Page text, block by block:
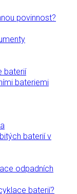
povinnost?
baterií
bateriemi
baterií v
odpadních
baterií?